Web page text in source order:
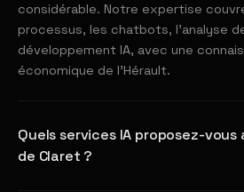
considérable. Notre expertise
processus, les chatbots, l'analyse
développement IA, avec une
économique de l'Hérault.
Quels services IA proposez-
de Claret ?